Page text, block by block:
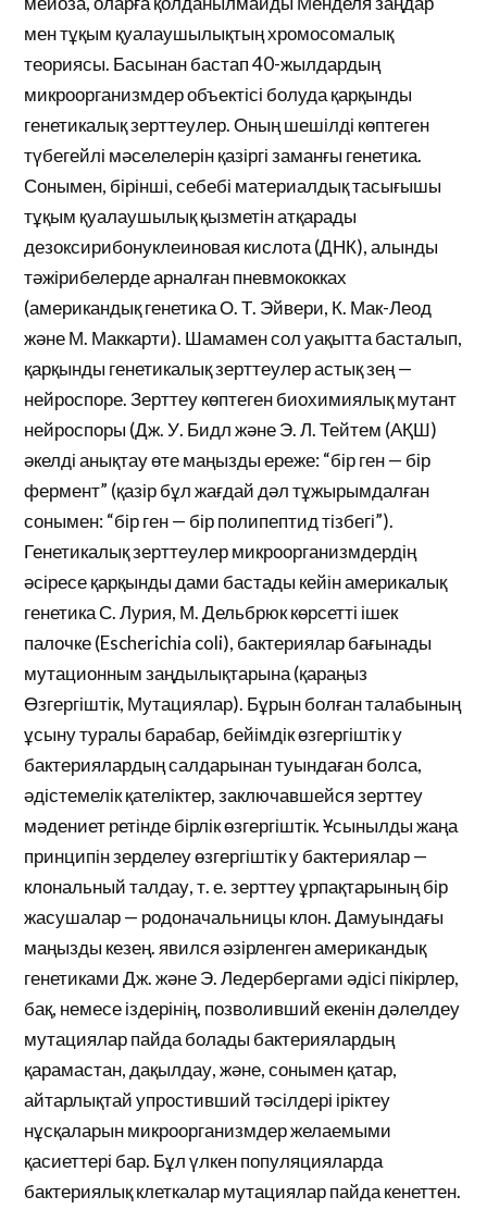
мен тұқым қуалаушылықтың хромосомалық
теориясы. Басынан бастап 40-жылдардың
микроорганизмдер объектісі болуда қарқынды
генетикалық зерттеулер. Оның шешілді көптеген
түбегейлі мәселелерін қазіргі заманғы генетика.
Сонымен, бірінші, себебі материалдық тасығышы
тұқым қуалаушылық қызметін атқарады
дезоксирибонуклеиновая кислота (ДНК), алынды
тәжірибелерде арналған пневмококках
(американдық генетика О. Т. Эйвери, К. Мак-Леод
және М. Маккарти). Шамамен сол уақытта басталып,
қарқынды генетикалық зерттеулер астық зең —
нейроспоре. Зерттеу көптеген биохимиялық мутант
нейроспоры (Дж. У. Бидл және Э. Л. Тейтем (АҚШ)
әкелді анықтау өте маңызды ереже: “бір ген — бір
фермент” (қазір бұл жағдай дәл тұжырымдалған
сонымен: “бір ген — бір полипептид тізбегі”).
Генетикалық зерттеулер микроорганизмдердің
әсіресе қарқынды дами бастады кейін америкалық
генетика С. Лурия, М. Дельбрюк көрсетті ішек
палочке (Escherichia coli), бактериялар бағынады
мутационным заңдылықтарына (қараңыз
Өзгергіштік, Мутациялар). Бұрын болған талабының
ұсыну туралы барабар, бейімдік өзгергіштік у
бактериялардың салдарынан туындаған болса,
әдістемелік қателіктер, заключавшейся зерттеу
мәдениет ретінде бірлік өзгергіштік. Ұсынылды жаңа
принципін зерделеу өзгергіштік у бактериялар —
клональный талдау, т. е. зерттеу ұрпақтарының бір
жасушалар — родоначальницы клон. Дамуындағы
маңызды кезең. явился әзірленген американдық
генетиками Дж. және Э. Ледербергами әдісі пікірлер,
бақ, немесе іздерінің, позволивший екенін дәлелдеу
мутациялар пайда болады бактериялардың
қарамастан, дақылдау, және, сонымен қатар,
айтарлықтай упростивший тәсілдері іріктеу
нұсқаларын микроорганизмдер желаемыми
қасиеттері бар. Бұл үлкен популяцияларда
бактериялық клеткалар мутациялар пайда кенеттен.